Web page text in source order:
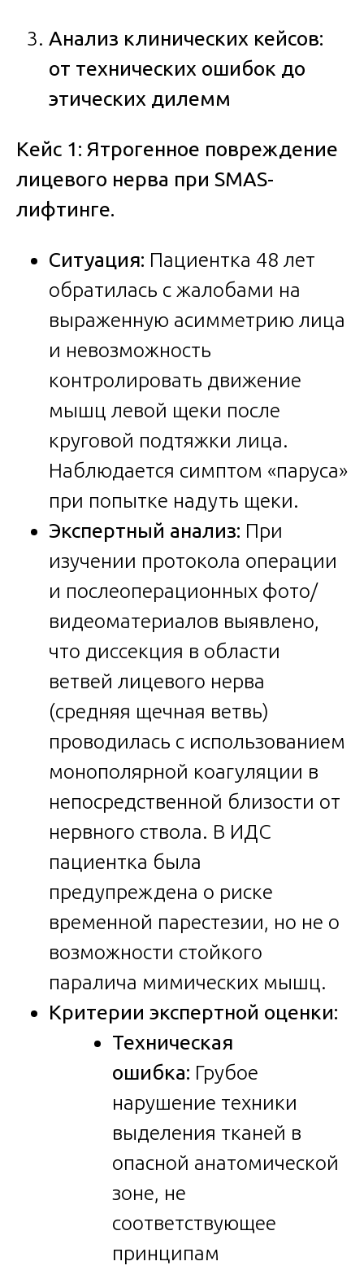
Анализ клинических кейсов:
от технических ошибок до
этических дилемм
Кейс 1: Ятрогенное повреждение
лицевого нерва при SMAS-
лифтинге.
Ситуация: Пациентка 48 лет
обратилась с жалобами на
выраженную асимметрию лица
и невозможность
контролировать движение
мышц левой щеки после
круговой подтяжки лица.
Наблюдается симптом «паруса»
при попытке надуть щеки.
Экспертный анализ: При
изучении протокола операции
и послеоперационных фото/
видеоматериалов выявлено,
что диссекция в области
ветвей лицевого нерва
(средняя щечная ветвь)
проводилась с использованием
монополярной коагуляции в
непосредственной близости от
нервного ствола. В ИДС
пациентка была
предупреждена о риске
временной парестезии, но не о
возможности стойкого
паралича мимических мышц.
Критерии экспертной оценки:
Техническая
ошибка: Грубое
нарушение техники
выделения тканей в
опасной анатомической
зоне, не
соответствующее
принципам